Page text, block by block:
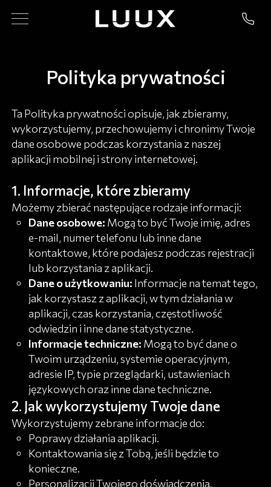
Polityka prywatności
Ta Polityka prywatności opisuje, jak zbieramy,
wykorzystujemy, przechowujemy i chronimy Twoje
dane osobowe podczas korzystania z naszej
aplikacji mobilnej i strony internetowej.
Informacje, które zbieramy
Możemy zbierać następujące rodzaje informacji:
Dane osobowe: Mogą to być Twoje imię, adres
e-mail, numer telefonu lub inne dane
kontaktowe, które podajesz podczas rejestracji
lub korzystania z aplikacji.
Dane o użytkowaniu: Informacje na temat tego,
jak korzystasz z aplikacji, w tym działania w
aplikacji, czas korzystania, częstotliwość
odwiedzin i inne dane statystyczne.
Informacje techniczne: Mogą to być dane o
Twoim urządzeniu, systemie operacyjnym,
adresie IP, typie przeglądarki, ustawieniach
językowych oraz inne dane techniczne.
Jak wykorzystujemy Twoje dane
Wykorzystujemy zebrane informacje do:
Poprawy działania aplikacji.
Kontaktowania się z Tobą, jeśli będzie to
konieczne.
Personalizacji Twojego doświadczenia.